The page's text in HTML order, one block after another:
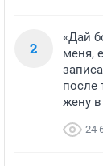
2
«Дай
меня,
после
жену
24